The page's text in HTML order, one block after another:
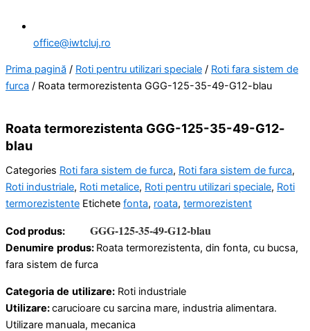
office@iwtcluj.ro
Prima pagină / Roti pentru utilizari speciale / Roti fara sistem de
furca / Roata termorezistenta GGG-125-35-49-G12-blau
Roata termorezistenta GGG-125-35-49-G12-
blau
Categories Roti fara sistem de furca, Roti fara sistem de furca,
Roti industriale, Roti metalice, Roti pentru utilizari speciale, Roti
termorezistente Etichete fonta, roata, termorezistent
Cod produs: GGG-125-35-49-G12-blau
Denumire produs: Roata termorezistenta, din fonta, cu bucsa,
fara sistem de furca
Categoria de utilizare: Roti industriale
Utilizare:carucioare cu sarcina mare, industria alimentara.
Utilizare manuala, mecanica